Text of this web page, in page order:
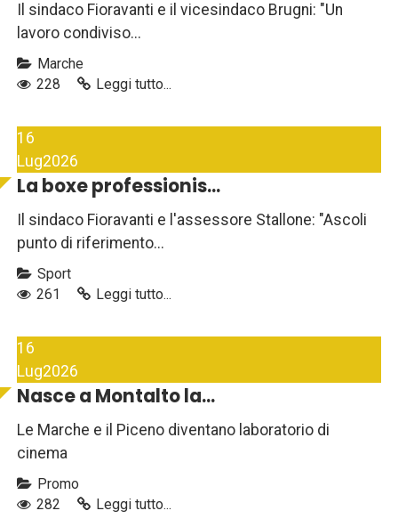
Il sindaco Fioravanti e il vicesindaco Brugni: "Un
lavoro condiviso...
Marche
228
Leggi tutto...
16
Lug2026
La boxe professionis...
Il sindaco Fioravanti e l'assessore Stallone: "Ascoli
punto di riferimento...
Sport
261
Leggi tutto...
16
Lug2026
Nasce a Montalto la...
Le Marche e il Piceno diventano laboratorio di
cinema
Promo
282
Leggi tutto...